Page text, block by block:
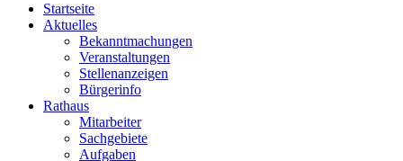
Startseite
Aktuelles
Bekanntmachungen
Veranstaltungen
Stellenanzeigen
Bürgerinfo
Rathaus
Mitarbeiter
Sachgebiete
Aufgaben